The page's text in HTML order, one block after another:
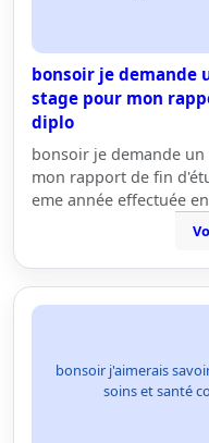
bonsoir je demande
stage pour mon
diplo
bonsoir je demande
mon rapport de fin
eme année effectuée
bonsoir j'aimerais
soins et santé